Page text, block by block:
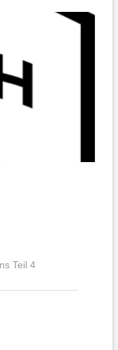
Teil 4